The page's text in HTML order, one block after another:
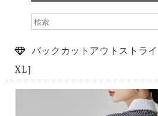
バックカットアウトストラ
XL］